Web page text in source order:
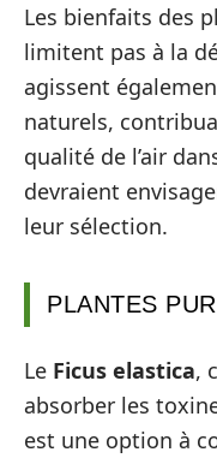
Les bienfaits des
limitent pas à la
agissent
naturels,
qualité de l’air
devraient
leur sélection.
PLANTES
Le Ficus elastica,
absorber les
est une option à